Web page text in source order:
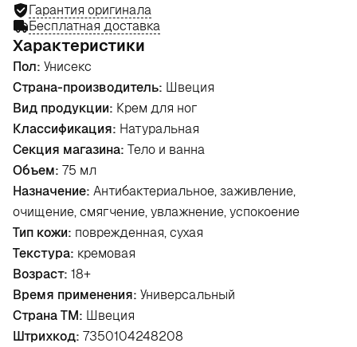
Гарантия оригинала
Бесплатная доставка
Характеристики
Пол: Унисекс
Страна-производитель: Швеция
Вид продукции: Крем для ног
Классификация: Натуральная
Секция магазина: Тело и ванна
Объем: 75 мл
Назначение: Антибактериальное, заживление,
очищение, смягчение, увлажнение, успокоение
Тип кожи: поврежденная, сухая
Текстура: кремовая
Возраст: 18+
Время применения: Универсальный
Страна ТМ: Швеция
Штрихкод: 7350104248208